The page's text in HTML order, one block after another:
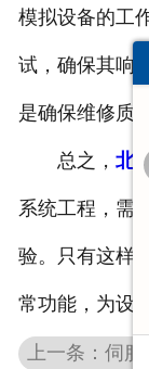
模拟设备的工
试，确保其响
是确保维修质
总之， 北
系统工程，需
验。只有这样
常功能，为设
上一条：伺